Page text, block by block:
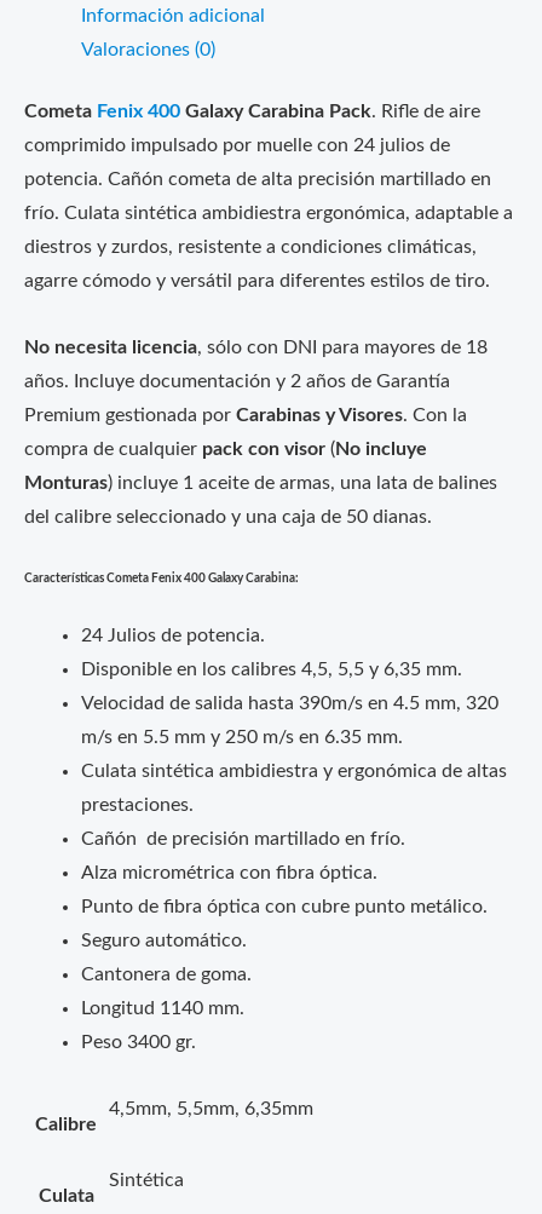
Información adicional
Valoraciones (0)
Cometa Fenix 400 Galaxy Carabina Pack. Rifle de aire
comprimido impulsado por muelle con 24 julios de
potencia. Cañón cometa de alta precisión martillado en
frío. Culata sintética ambidiestra ergonómica, adaptable a
diestros y zurdos, resistente a condiciones climáticas,
agarre cómodo y versátil para diferentes estilos de tiro.
No necesita licencia, sólo con DNI para mayores de 18
años. Incluye documentación y 2 años de Garantía
Premium gestionada por Carabinas y Visores. Con la
compra de cualquier pack con visor ( No incluye
Monturas) incluye 1 aceite de armas, una lata de balines
del calibre seleccionado y una caja de 50 dianas.
Características Cometa Fenix 400 Galaxy Carabina:
24 Julios de potencia.
Disponible en los calibres 4,5, 5,5 y 6,35 mm.
Velocidad de salida hasta 390m/s en 4.5 mm, 320
m/s en 5.5 mm y 250 m/s en 6.35 mm.
Culata sintética ambidiestra y ergonómica de altas
prestaciones.
Cañón de precisión martillado en frío.
Alza micrométrica con fibra óptica.
Punto de fibra óptica con cubre punto metálico.
Seguro automático.
Cantonera de goma.
Longitud 1140 mm.
Peso 3400 gr.
Calibre
4,5mm, 5,5mm, 6,35mm
Culata
Sintética